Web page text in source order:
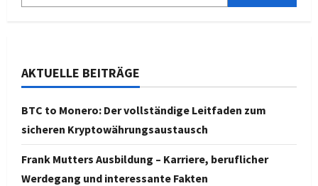
AKTUELLE BEITRÄGE
BTC to Monero: Der vollständige Leitfaden zum
sicheren Kryptowährungsaustausch
Frank Mutters Ausbildung – Karriere, beruflicher
Werdegang und interessante Fakten